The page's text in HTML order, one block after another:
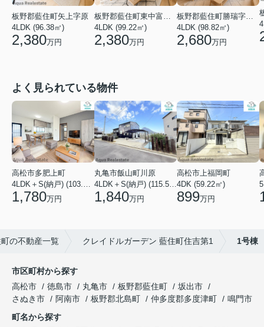
板野郡藍住町矢上字原
4LDK (96.38㎡)
2,380万円
板野郡藍住町東中富字敷地傍示
4LDK (99.22㎡)
2,380万円
板野郡藍住町勝瑞字幸島
4LDK (98.82㎡)
2,680万円
よく見られている物件
高松市多肥上町
4LDK＋S(納戸) (103.51㎡)
1,780万円
丸亀市飯山町川原
4LDK＋S(納戸) (115.52㎡)
1,840万円
高松市上福岡町
4DK (59.22㎡)
899万円
の不動産一覧 クレイドルガーデン 藍住町住吉第1 1号棟
市区町村から探す
高松市
徳島市 丸亀市 板野郡藍住町
坂出市
さぬき市
阿南市 板野郡北島町 仲多度郡多度津町
鳴門市
町名から探す